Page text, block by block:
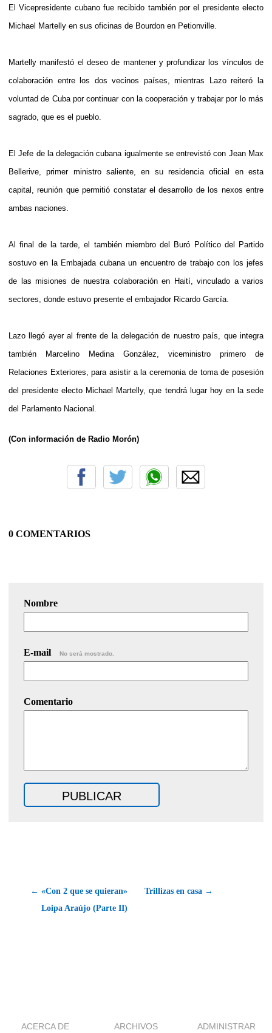
El Vicepresidente cubano fue recibido también por el presidente electo
Michael Martelly en sus oficinas de Bourdon en Petionville.
Martelly manifestó el deseo de mantener y profundizar los vínculos de
colaboración entre los dos vecinos países, mientras Lazo reiteró la
voluntad de Cuba por continuar con la cooperación y trabajar por lo más
sagrado, que es el pueblo.
El Jefe de la delegación cubana igualmente se entrevistó con Jean Max
Bellerive, primer ministro saliente, en su residencia oficial en esta
capital, reunión que permitió constatar el desarrollo de los nexos entre
ambas naciones.
Al final de la tarde, el también miembro del Buró Político del Partido
sostuvo en la Embajada cubana un encuentro de trabajo con los jefes
de las misiones de nuestra colaboración en Haití, vinculado a varios
sectores, donde estuvo presente el embajador Ricardo García.
Lazo llegó ayer al frente de la delegación de nuestro país, que integra
también Marcelino Medina González, viceministro primero de
Relaciones Exteriores, para asistir a la ceremonia de toma de posesión
del presidente electo Michael Martelly, que tendrá lugar hoy en la sede
del Parlamento Nacional.
(Con información de Radio Morón)
0 COMENTARIOS
Nombre
E-mail No será mostrado.
Comentario
← «Con 2 que se quieran»
Loipa Araújo (Parte II)
Trillizas en casa →
ACERCA DE ARCHIVOS ADMINISTRAR